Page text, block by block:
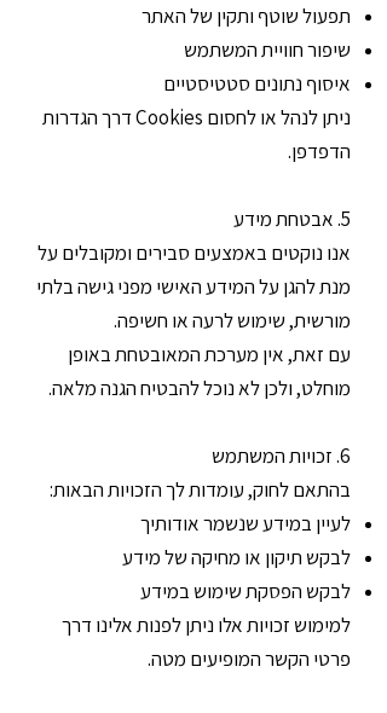
תפעול שוטף ותקין של האתר
שיפור חוויית המשתמש
איסוף נתונים סטטיסטיים
ניתן לנהל או לחסום Cookies דרך הגדרות
הדפדפן.
5. אבטחת מידע
אנו נוקטים באמצעים סבירים ומקובלים על
מנת להגן על המידע האישי מפני גישה בלתי
מורשית, שימוש לרעה או חשיפה.
עם זאת, אין מערכת המאובטחת באופן
מוחלט, ולכן לא נוכל להבטיח הגנה מלאה.
6. זכויות המשתמש
בהתאם לחוק, עומדות לך הזכויות הבאות:
לעיין במידע שנשמר אודותיך
לבקש תיקון או מחיקה של מידע
לבקש הפסקת שימוש במידע
למימוש זכויות אלו ניתן לפנות אלינו דרך
פרטי הקשר המופיעים מטה.